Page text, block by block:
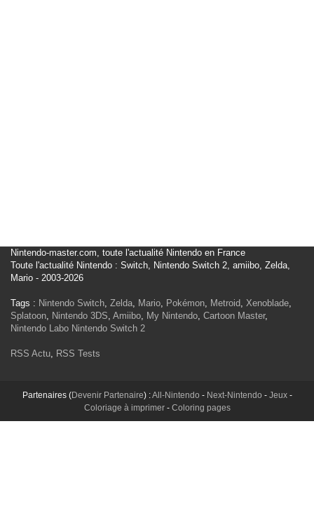
Nintendo-master.com, toute l'actualité Nintendo en France
Toute l'actualité Nintendo : Switch, Nintendo Switch 2, amiibo, Zelda,
Mario - 2003-2026
Tags : Nintendo Switch, Zelda, Mario, Pokémon, Metroid, Xenoblade,
Splatoon, Nintendo 3DS, Amiibo, My Nintendo, Cartoon Master,
Nintendo Labo Nintendo Switch 2
RSS Actu, RSS Tests
Partenaires (Devenir Partenaire) :All-Nintendo - Next-Nintendo - Jeux-
Coloriage à imprimer- Coloring pages